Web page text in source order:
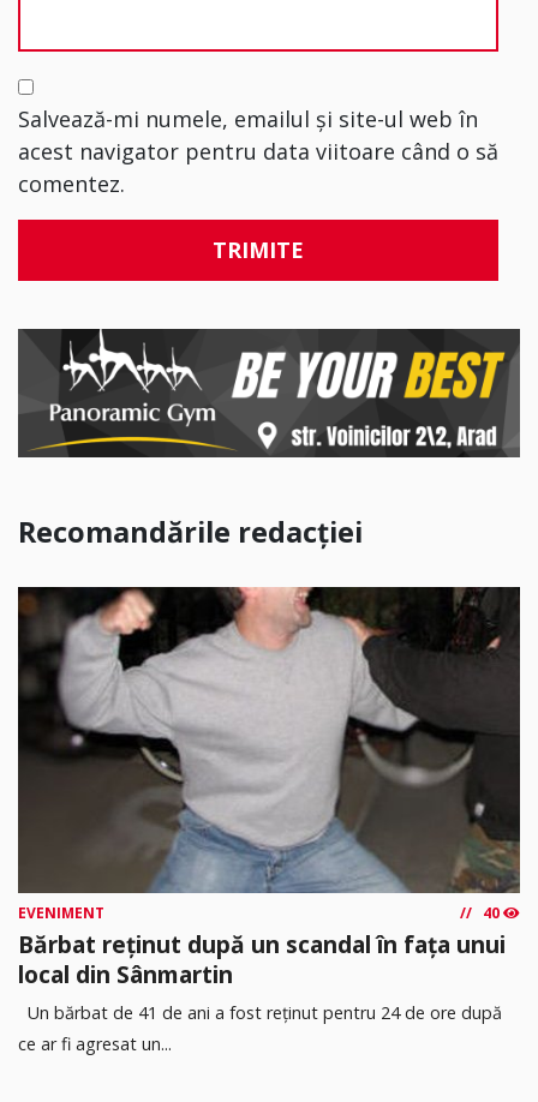
Salvează-mi numele, emailul și site-ul web în
acest navigator pentru data viitoare când o să
comentez.
Recomandările redacției
EVENIMENT 40
Bărbat reținut după un scandal în fața unui
local din Sânmartin
Un bărbat de 41 de ani a fost reținut pentru 24 de ore după
ce ar fi agresat un...